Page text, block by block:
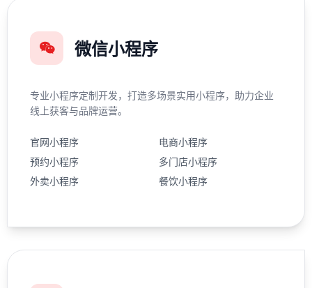
微信小程序
专业小程序定制开发，打造多场景实用小程序，助力企业
线上获客与品牌运营。
官网小程序
电商小程序
预约小程序
多门店小程序
外卖小程序
餐饮小程序